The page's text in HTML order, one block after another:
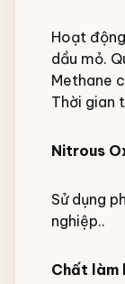
Hoạt
dầu mỏ.
Methane
Thời gian
Nitrous
Sử dụng
nghiệp..
Chất làm